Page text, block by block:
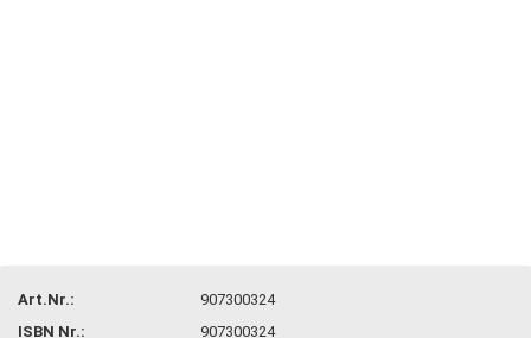
Art.Nr.:
907300324
ISBN Nr.:
907300324